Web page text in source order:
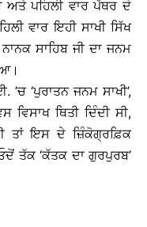
ਅਤੇ ਪਹਿਲੀ ਵਾਰ ਪੱਥਰ ਦੇ
ਵਾਰ ਇਹੀ ਸਾਖੀ ਸਿੱਖ
ਸਾਹਿਬ ਜੀ ਦਾ ਜਨਮ
‘ਪੁਰਾਤਨ ਜਨਮ ਸਾਖੀ’,
ਵਿਸਾਖ ਥਿਤੀ ਦਿੰਦੀ ਸੀ,
ਤਾਂ ਇਸ ਦੇ ਜ਼ਿੰਕੋਗ੍ਰਫ਼ਿਕ
ਤੱਕ ‘ਕੱਤਕ ਦਾ ਗੁਰਪੁਰਬ’